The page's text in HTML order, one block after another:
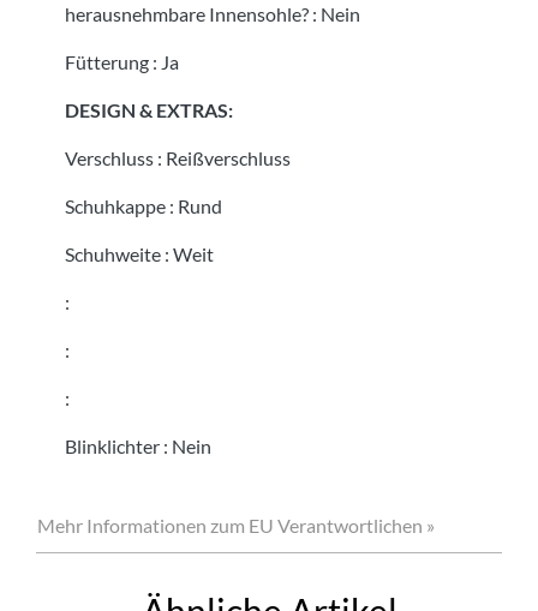
herausnehmbare Innensohle? : Nein
Fütterung : Ja
DESIGN & EXTRAS:
Verschluss : Reißverschluss
Schuhkappe : Rund
Schuhweite : Weit
:
:
:
Blinklichter : Nein
Mehr Informationen zum EU Verantwortlichen »